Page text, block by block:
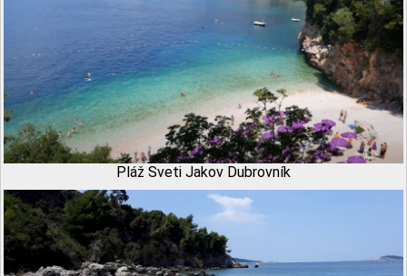
Pláž Sveti Jakov Dubrovník